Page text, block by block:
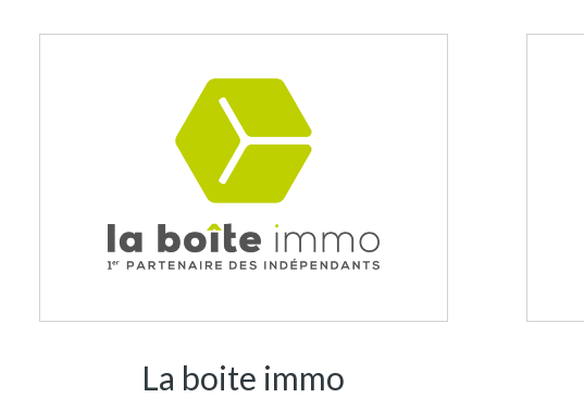
La boite immo